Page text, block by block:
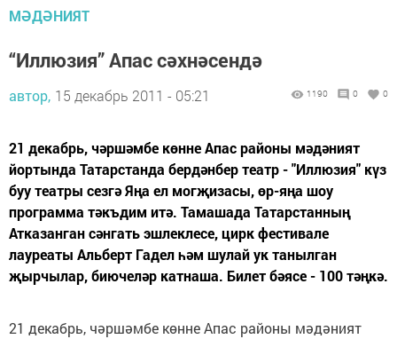
МӘДӘНИЯТ
“Иллюзия” Апас сәхнәсендә
автор, 15 декабрь 2011 - 05:21 1190 0 0
21 декабрь, чәршәмбе көнне Апас районы мәдәният
йортында Татарстанда бердәнбер театр - "Иллюзия" күз
буу театры сезгә Яңа ел могҗизасы, өр-яңа шоу
программа тәкъдим итә. Тамашада Татарстанның
Атказанган сәнгать эшлеклесе, цирк фестивале
лауреаты Альберт Гадел һәм шулай ук танылган
җырчылар, биючеләр катнаша. Билет бәясе - 100 тәңкә.
21 декабрь, чәршәмбе көнне Апас районы мәдәният